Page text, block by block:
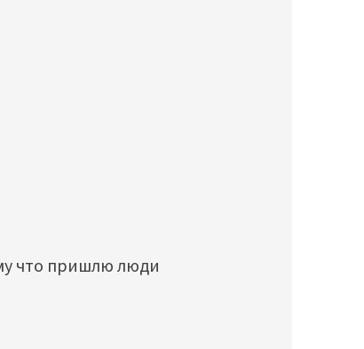
что пришлю люди